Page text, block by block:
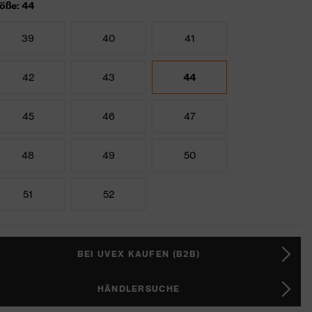
44
39 40 41
42 43 44
45 46 47
48 49 50
51 52
BEI UVEX KAUFEN (B2B)
HÄNDLERSUCHE